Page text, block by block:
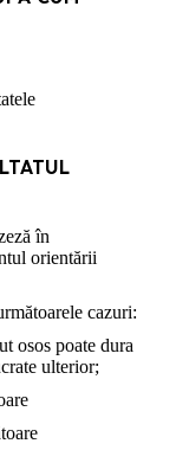
în
orientării
cazuri:
osos poate dura
ulterior;